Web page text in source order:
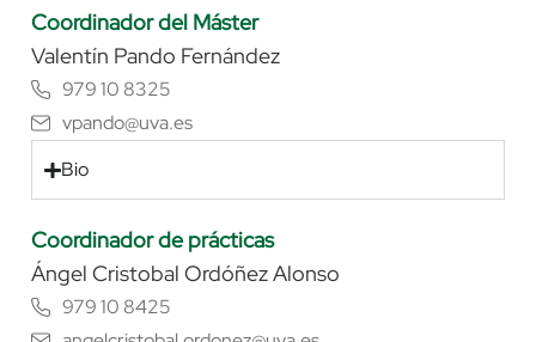
Coordinador del Máster
Valentín Pando Fernández
979 10 8325
vpando@uva.es
Bio
Coordinador de prácticas
Ángel Cristobal Ordóñez Alonso
979 10 8425